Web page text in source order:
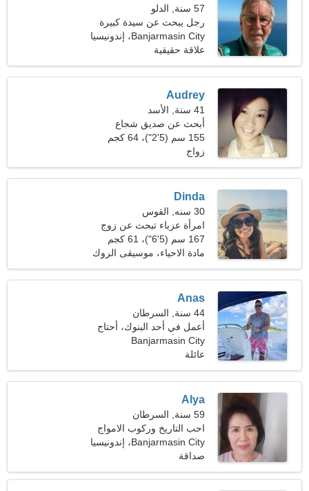
57 سنة, الدلو
رجل يبحث عن سيدة كبيرة
Banjarmasin City، إندونيسيا
علاقة حقيقية
Audrey
41 سنة, الأسد
أبحث عن صديق شجاع
155 سم (5'2")، 64 كجم
(141 رطلا)زواج
Dinda
30 سنه, القوس
امرأة عزباء تبحث عن زوج
35-37
167 سم (5'6")، 61 كجم
(134 رطلا)
مادة الاحياء، موسيقى الروك
آند رول
Anas
44 سنة, السرطان
أعمل في أحد البنوك، أحتاج
إلى امرأة مغرية
Banjarmasin City
عائلة
Alya
59 سنة, السرطان
احب التاريخ وركوب الامواج
Banjarmasin City، إندونيسيا
صداقة